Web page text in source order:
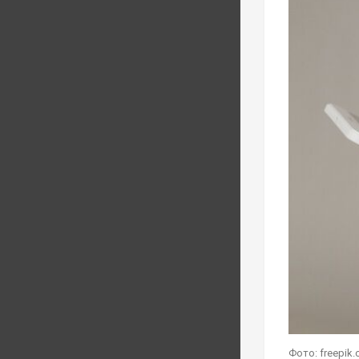
Фото: